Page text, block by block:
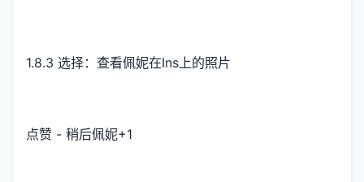
1.8.3 选择：查看佩妮在Ins上的照片
点赞 - 稍后佩妮+1